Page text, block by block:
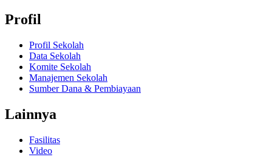
Profil
Profil Sekolah
Data Sekolah
Komite Sekolah
Manajemen Sekolah
Sumber Dana & Pembiayaan
Lainnya
Fasilitas
Video